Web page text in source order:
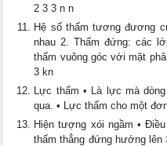
2 3 3 n n
Hệ số thấm tương đương
nhau 2. Thấm đứng: các
thấm vuông góc với mặt
3 kn
Lực thấm • Là lực mà
qua. • Lực thấm cho một
Hiện tượng xói ngầm •
thấm thẳng đứng hướng